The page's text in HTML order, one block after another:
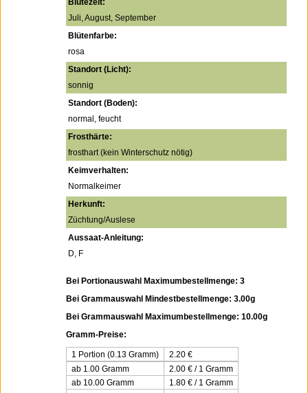
Blütezeit:
Juli, August, September
Blütenfarbe:
rosa
Standort (Licht):
sonnig
Standort (Boden):
normal, feucht
Frosthärte:
frosthart (kein Winterschutz nötig)
Keimverhalten:
Normalkeimer
Herkunft:
Züchtung/Auslese
Aussaat-Anleitung:
D, F
Bei Portionauswahl Maximumbestellmenge: 3
Bei Grammauswahl Mindestbestellmenge: 3.00g
Bei Grammauswahl Maximumbestellmenge: 10.00g
Gramm-Preise:
1 Portion (0.13 Gramm) 2.20 €
ab 1.00 Gramm
2.00 € / 1 Gramm
ab 10.00 Gramm
1.80 € / 1 Gramm